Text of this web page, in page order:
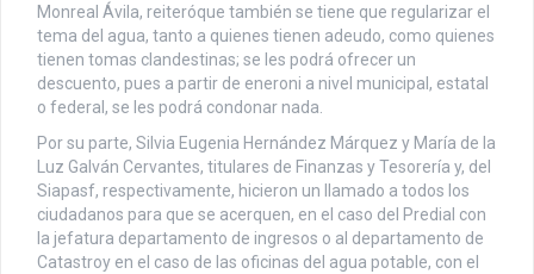
Monreal Ávila, reiteróque también se tiene que regularizar el
tema del agua, tanto a quienes tienen adeudo, como quienes
tienen tomas clandestinas; se les podrá ofrecer un
descuento, pues a partir de eneroni a nivel municipal, estatal
o federal, se les podrá condonar nada.
Por su parte, Silvia Eugenia Hernández Márquez y María de la
Luz Galván Cervantes, titulares de Finanzas y Tesorería y, del
Siapasf, respectivamente, hicieron un llamado a todos los
ciudadanos para que se acerquen, en el caso del Predial con
la jefatura departamento de ingresos o al departamento de
Catastroy en el caso de las oficinas del agua potable, con el